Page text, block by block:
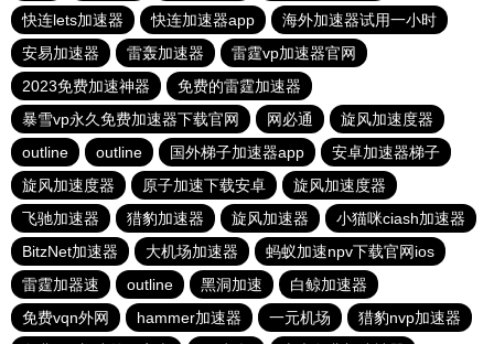
快连lets加速器
快连加速器app
海外加速器试用一小时
安易加速器
雷轰加速器
雷霆vp加速器官网
2023免费加速神器
免费的雷霆加速器
暴雪vp永久免费加速器下载官网
网必通
旋风加速度器
outline
outline 国外梯子加速器app
安卓加速器梯子
旋风加速度器
原子加速下载安卓
旋风加速度器
飞驰加速器
猎豹加速器 旋风加速器
小猫咪ciash加速器
BitzNet加速器
大机场加速器
蚂蚁加速npv下载官网ios
雷霆加器速
outline 黑洞加速
白鲸加速器
免费vqn外网
hammer加速器 一元机场
猎豹nvp加速器